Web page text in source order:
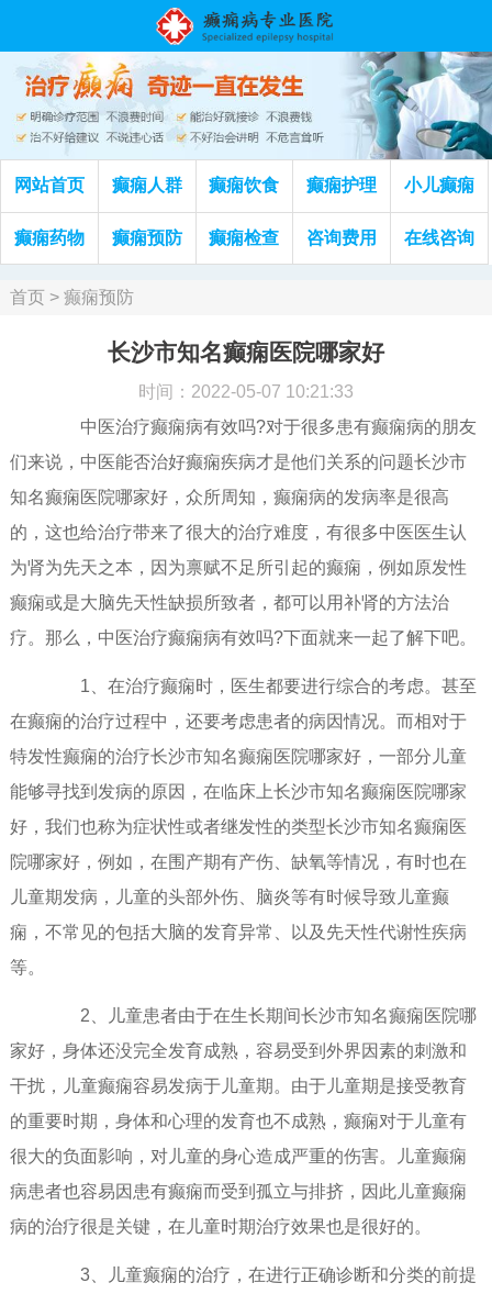
网站首页 癫痫人群 癫痫饮食 癫痫护理 小儿癫痫
癫痫药物 癫痫预防 癫痫检查 咨询费用 在线咨询
首页> 癫痫预防
长沙市知名癫痫医院哪家好
时间：2022-05-07 10:21:33
中医治疗癫痫病有效吗?对于很多患有癫痫病的朋友
们来说，中医能否治好癫痫疾病才是他们关系的问题长沙市
知名癫痫医院哪家好，众所周知，癫痫病的发病率是很高
的，这也给治疗带来了很大的治疗难度，有很多中医医生认
为肾为先天之本，因为禀赋不足所引起的癫痫，例如原发性
癫痫或是大脑先天性缺损所致者，都可以用补肾的方法治
疗。那么，中医治疗癫痫病有效吗?下面就来一起了解下吧。
1、在治疗癫痫时，医生都要进行综合的考虑。甚至
在癫痫的治疗过程中，还要考虑患者的病因情况。而相对于
特发性癫痫的治疗长沙市知名癫痫医院哪家好，一部分儿童
能够寻找到发病的原因，在临床上长沙市知名癫痫医院哪家
好，我们也称为症状性或者继发性的类型长沙市知名癫痫医
院哪家好，例如，在围产期有产伤、缺氧等情况，有时也在
儿童期发病，儿童的头部外伤、脑炎等有时候导致儿童癫
痫，不常见的包括大脑的发育异常、以及先天性代谢性疾病
等。
2、儿童患者由于在生长期间长沙市知名癫痫医院哪
家好，身体还没完全发育成熟，容易受到外界因素的刺激和
干扰，儿童癫痫容易发病于儿童期。由于儿童期是接受教育
的重要时期，身体和心理的发育也不成熟，癫痫对于儿童有
很大的负面影响，对儿童的身心造成严重的伤害。儿童癫痫
病患者也容易因患有癫痫而受到孤立与排挤，因此儿童癫痫
病的治疗很是关键，在儿童时期治疗效果也是很好的。
3、儿童癫痫的治疗，在进行正确诊断和分类的前提